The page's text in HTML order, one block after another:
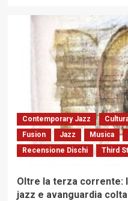
Contemporary Jazz
Fusion
Jazz Musica
Recensione Dischi
Third
Oltre la terza corrente:
jazz e avanguardia